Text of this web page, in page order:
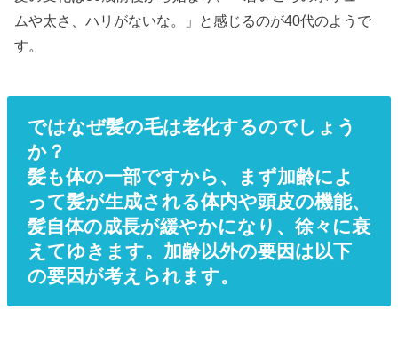
ムや太さ、ハリがないな。」と感じるのが40代のようで
す。
ではなぜ髪の毛は老化するのでしょう
か？
髪も体の一部ですから、まず加齢によ
って髪が生成される体内や頭皮の機能、
髪自体の成長が緩やかになり、徐々に衰
えてゆきます。加齢以外の要因は以下
の要因が考えられます。